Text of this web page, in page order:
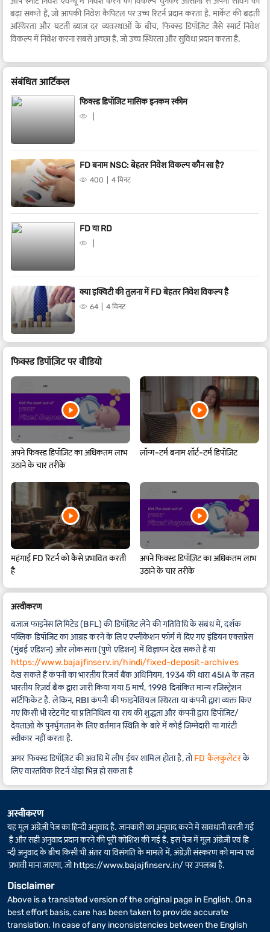
बढ़ा सकते हैं, जो आपकी निवेश कैपिटल पर उच्च रिटर्न प्रदान करता है. मार्केट की बढ़ती
अस्थिरता और घटती ब्याज दर व्यवस्थाओं के बीच, फिक्स्ड डिपॉज़िट जैसे स्मार्ट निवेश
विकल्प में निवेश करना सबसे अच्छा है, जो उच्च स्थिरता और सुविधा प्रदान करता है.
संबंधित आर्टिकल
फिक्स्ड डिपॉजिट मासिक इनकम स्कीम
FD बनाम NSC: बेहतर निवेश विकल्प कौन सा है?
400 4 मिनट
FD या RD
क्या इक्विटी की तुलना में FD बेहतर निवेश विकल्प है
64 4 मिनट
फिक्स्ड डिपॉज़िट पर वीडियो
अपने फिक्स्ड डिपॉज़िट का अधिकतम लाभ
उठाने के चार तरीके
लॉन्ग-टर्म बनाम शॉर्ट-टर्म डिपॉज़िट
महंगाई FD रिटर्न को कैसे प्रभावित करती
है
अपने फिक्स्ड डिपॉज़िट का अधिकतम लाभ
उठाने के चार तरीके
अस्वीकरण
बजाज फाइनेंस लिमिटेड (BFL) की डिपॉज़िट लेने की गतिविधि के संबंध में, दर्शक
पब्लिक डिपॉजिट का आग्रह करने के लिए एप्लीकेशन फॉर्म में दिए गए इंडियन एक्सप्रेस
(मुंबई एडिशन) और लोकसत्ता (पुणे एडिशन) में विज्ञापन देख सकते हैं या
https://www.bajajfinserv.in/hindi/fixed-deposit-archives
देख सकते हैं कंपनी का भारतीय रिज़र्व बैंक अधिनियम, 1934 की धारा 45IA के तहत
भारतीय रिज़र्व बैंक द्वारा जारी किया गया 5 मार्च, 1998 दिनांकित मान्य रजिस्ट्रेशन
सर्टिफिकेट है. लेकिन, RBI कंपनी की फाइनेंशियल स्थिरता या कंपनी द्वारा व्यक्त किए
गए किसी भी स्टेटमेंट या प्रतिनिधित्व या राय की शुद्धता और कंपनी द्वारा डिपॉज़िट/
देयताओं के पुनर्भुगतान के लिए वर्तमान स्थिति के बारे में कोई जिम्मेदारी या गारंटी
स्वीकार नहीं करता है.
अगर फिक्स्ड डिपॉज़िट की अवधि में लीप ईयर शामिल होता है, तोFD कैलकुलेटरके
लिए वास्तविक रिटर्न थोड़ा भिन्न हो सकता है
अस्वीकरण
यह मूल अंग्रेज़ी पेज का हिन्दी अनुवाद है. जानकारी का अनुवाद करने में सावधानी बरती गई
है और सही अनुवाद प्रदान करने की पूरी कोशिश की गई है. इस पेज में मूल अंग्रेज़ी एवं हि
न्दी अनुवाद के बीच किसी भी अंतर या विसंगति के मामले में, अंग्रेज़ी संस्करण को मान्य एवं
प्रभावी माना जाएगा, जोhttps://www.bajajfinserv.in/पर उपलब्ध है.
Disclaimer
Above is a translated version of the original page in English. On a
best effort basis, care has been taken to provide accurate
translation. In case of any inconsistencies between the English